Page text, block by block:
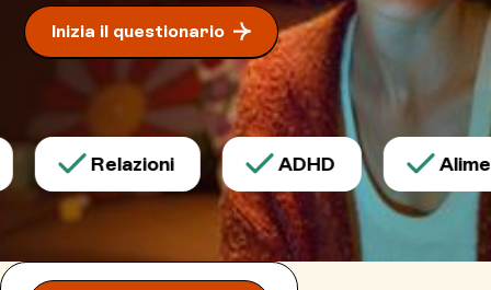
Inizia il questionario
Relazioni ADHD